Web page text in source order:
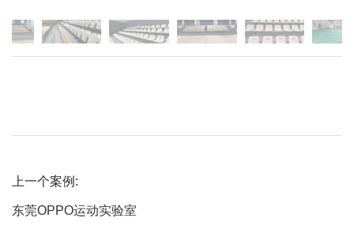
上一个案例:
东莞OPPO运动实验室